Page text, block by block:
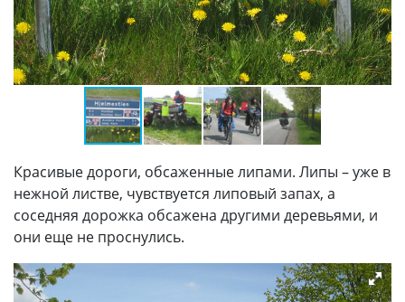
Красивые дороги, обсаженные липами. Липы – уже в
нежной листве, чувствуется липовый запах, а
соседняя дорожка обсажена другими деревьями, и
они еще не проснулись.